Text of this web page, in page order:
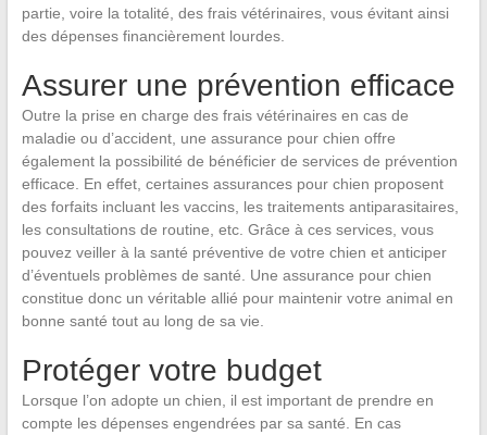
partie, voire la totalité, des frais vétérinaires, vous évitant ainsi
des dépenses financièrement lourdes.
Assurer une prévention efficace
Outre la prise en charge des frais vétérinaires en cas de
maladie ou d’accident, une assurance pour chien offre
également la possibilité de bénéficier de services de prévention
efficace. En effet, certaines assurances pour chien proposent
des forfaits incluant les vaccins, les traitements antiparasitaires,
les consultations de routine, etc. Grâce à ces services, vous
pouvez veiller à la santé préventive de votre chien et anticiper
d’éventuels problèmes de santé. Une assurance pour chien
constitue donc un véritable allié pour maintenir votre animal en
bonne santé tout au long de sa vie.
Protéger votre budget
Lorsque l’on adopte un chien, il est important de prendre en
compte les dépenses engendrées par sa santé. En cas